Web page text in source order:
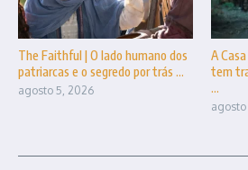
The Faithful | O lado humano dos
patriarcas e o segredo por trás ...
agosto 5, 2026
A
tem
...